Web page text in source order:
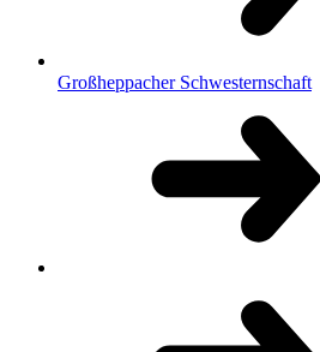
Großheppacher Schwesternschaft